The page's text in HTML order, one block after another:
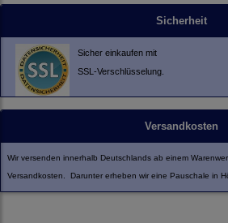
Sicherheit
Sicher einkaufen mit
SSL-Verschlüsselung.
Versandkosten
Wir versenden innerhalb Deutschlands ab einem
Versandkosten. Darunter erheben wir eine Pauschale in